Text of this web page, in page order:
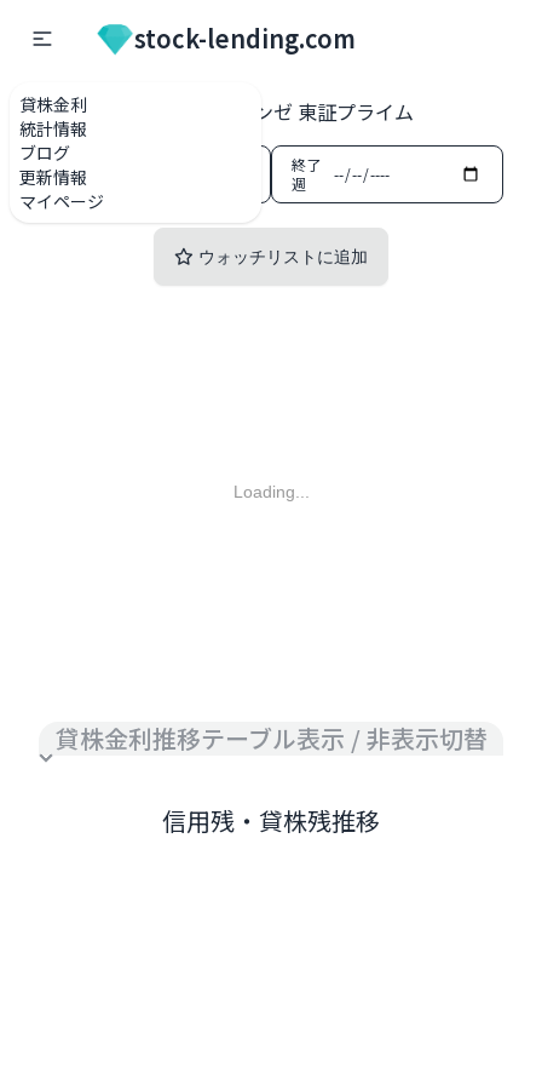
貸株金利
統計情報
ブログ
更新情報
マイページ
stock-lending.com
貸株金利一覧 3002 グンゼ 東証プライム
開始
週
終了
週
ウォッチリストに追加
Loading...
貸株金利推移テーブル表示 / 非表示切替
信用残・貸株残推移